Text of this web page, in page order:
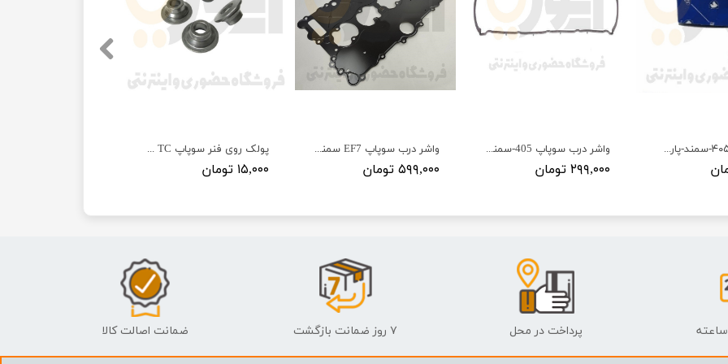
پولک روی فنر سوپاپ EF7 NA & TC (قطر خارجی ۲۴ mm) موتور EF7 ایساکو
۱۵,۰۰۰ تومان
واشر درب سوپاپ EF7 سمند - ISACO - ایساکو
۵۹۹,۰۰۰ تومان
واشر درب سوپاپ 405-سمند-پارس - طرح قدیم - ISACO - ایساکو
۲۹۹,۰۰۰ تومان
فنر سوپاپ ۴۰۵-سمند-پارس - ISACO - ایساکو-گارانتی پلاس
پرداخت در محل ۷ روز ضمانت بازگشت ضمانت اصالت کالا